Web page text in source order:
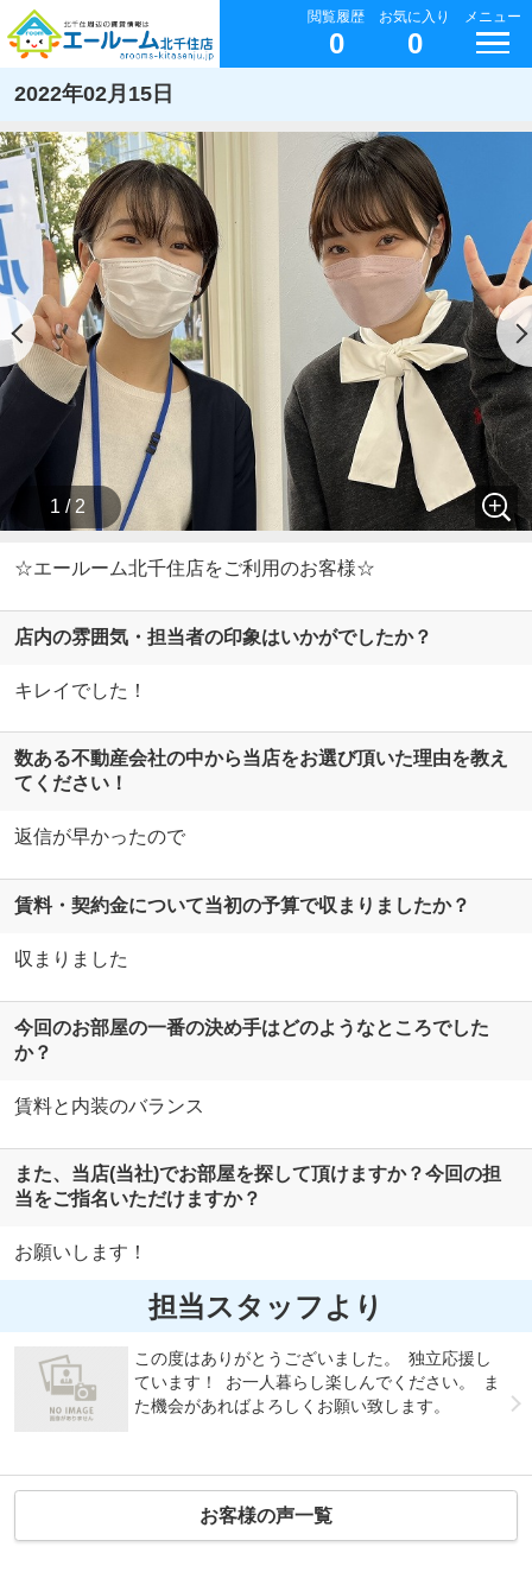
閲覧履歴
0
お気に入り
0
メニュー
2022年02月15日
1 / 2
☆エールーム北千住店をご利用のお客様☆
店内の雰囲気・担当者の印象はいかがでしたか？
キレイでした！
数ある不動産会社の中から当店をお選び頂いた理由を教え
てください！
返信が早かったので
賃料・契約金について当初の予算で収まりましたか？
収まりました
今回のお部屋の一番の決め手はどのようなところでした
か？
賃料と内装のバランス
また、当店(当社)でお部屋を探して頂けますか？今回の担
当をご指名いただけますか？
お願いします！
担当スタッフより
この度はありがとうございました。 独立応援し
ています！ お一人暮らし楽しんでください。 ま
た機会があればよろしくお願い致します。
お客様の声一覧